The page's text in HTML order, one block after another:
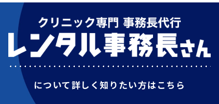
について詳しく知りたい方はこちら